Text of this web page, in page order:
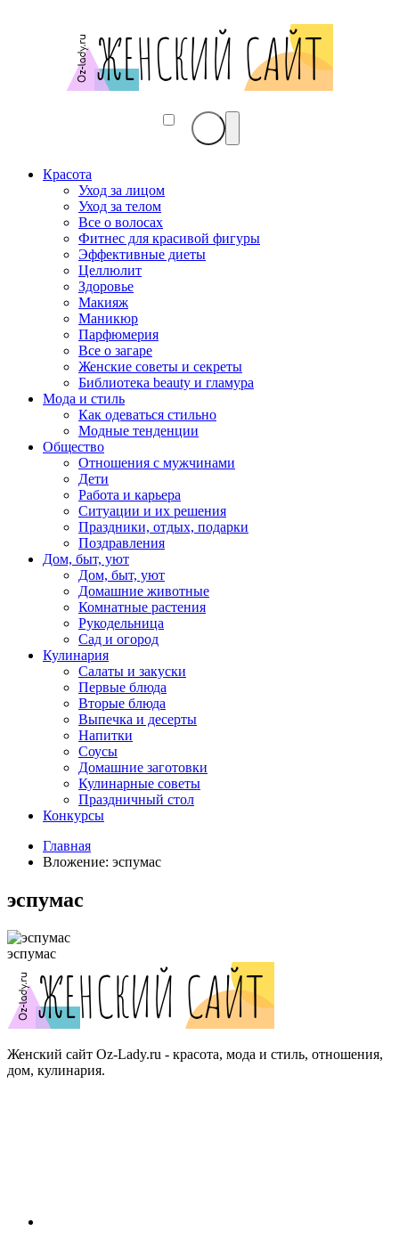
Красота
Уход за лицом
Уход за телом
Все о волосах
Фитнес для красивой фигуры
Эффективные диеты
Целлюлит
Здоровье
Макияж
Маникюр
Парфюмерия
Все о загаре
Женские советы и секреты
Библиотека beauty и гламура
Мода и стиль
Как одеваться стильно
Модные тенденции
Общество
Отношения с мужчинами
Дети
Работа и карьера
Ситуации и их решения
Праздники, отдых, подарки
Поздравления
Дом, быт, уют
Дом, быт, уют
Домашние животные
Комнатные растения
Рукодельница
Сад и огород
Кулинария
Салаты и закуски
Первые блюда
Вторые блюда
Выпечка и десерты
Напитки
Соусы
Домашние заготовки
Кулинарные советы
Праздничный стол
Конкурсы
Главная
Вложение: эспумас
эспумас
эспумас
Женский сайт Oz-Lady.ru - красота, мода и стиль, отношения,
дом, кулинария.